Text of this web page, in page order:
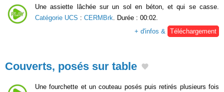
Une assiette lâchée sur un sol en béton, et qui se casse.
Catégorie UCS : CERMBrk. Durée : 00:02.
+ d'infos & Téléchargement
Couverts, posés sur table
Une fourchette et un couteau posés puis retirés plusieurs fois